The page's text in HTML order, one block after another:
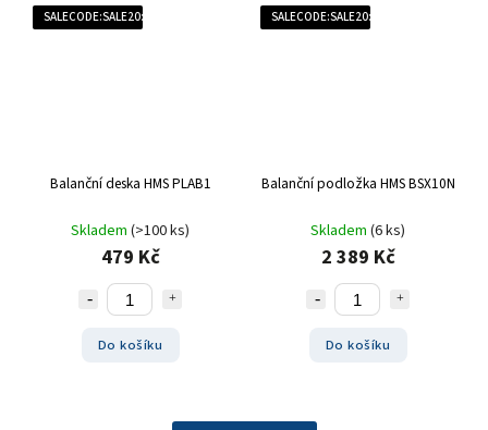
SALECODE:SALE20:20:%
Balanční deska HMS PLAB1
Skladem (>100 ks)
479 Kč
Do košíku
SALECODE:SALE20:20:%
Balanční podložka HMS BSX10N
Skladem (6 ks)
2 389 Kč
Do košíku